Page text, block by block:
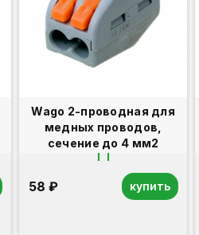
Wago 2-проводная для
медных проводов,
сечение до 4 мм2
58 ₽ купить